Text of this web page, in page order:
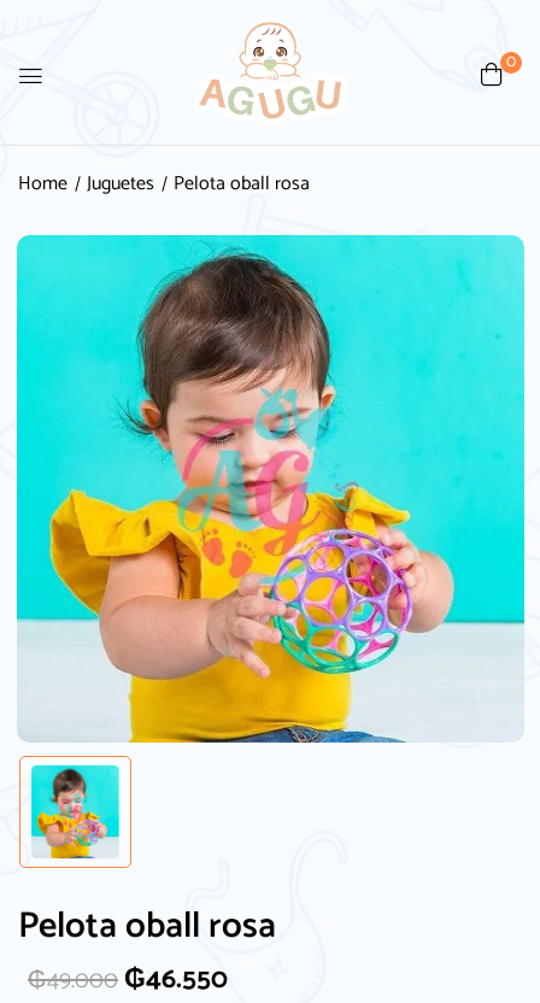
0
Home Juguetes Pelota oball rosa
Pelota oball rosa
₲49.000₲46.550
Be the first to review “Pelota
oball rosa”
publicada. Los campos obligatorios están
marcados con*
Your rating
vez que comente.